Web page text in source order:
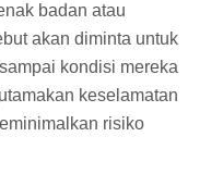
badan atau
akan diminta untuk
kondisi mereka
keselamatan
risiko